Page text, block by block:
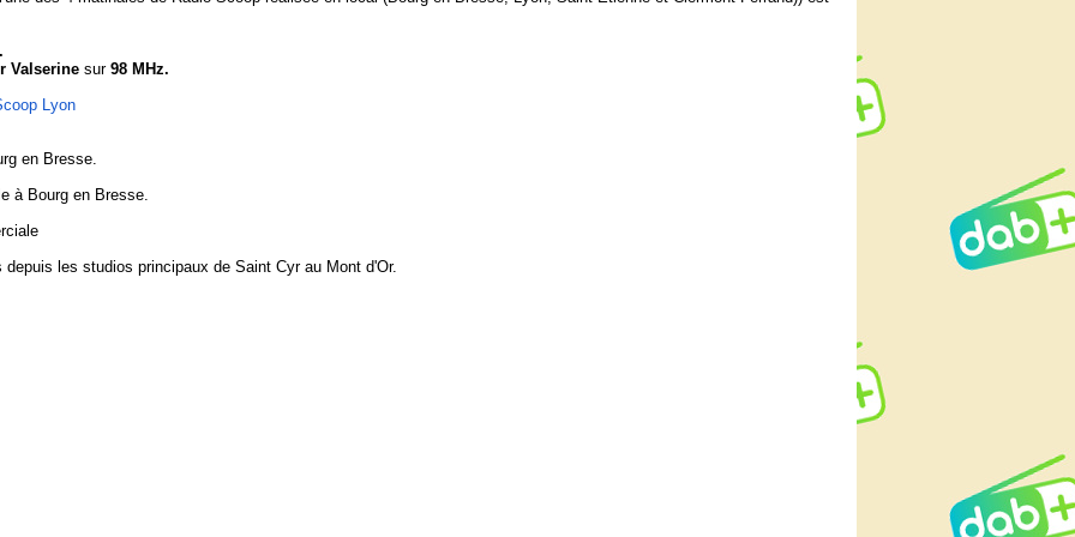
Valserine sur 98 MHz.
Lyon
en Bresse.
à Bourg en Bresse.
les studios principaux de Saint Cyr au Mont d'Or.